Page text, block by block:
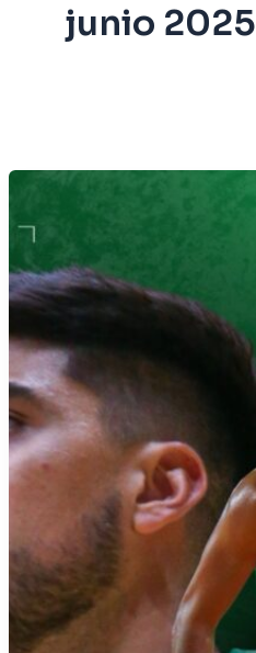
junio 2025